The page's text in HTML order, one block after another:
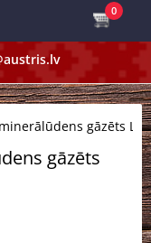
0
gāzēts
gāzēts